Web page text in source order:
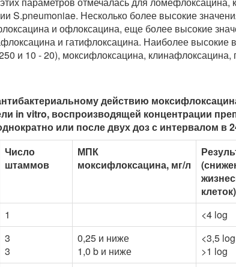
S.pneumoniae. Несколько более высокие
и офлоксацина, еще более высокие
и гатифлоксацина. Наиболее высокие
и 10 - 20), моксифлоксацина,
действию
in vitro, воспроизводящей концентрации
или после двух доз с интервалом в
Число
штаммов
МПК
моксифлоксацина, мг/л
клеток)
1 <4 log
3
3
0,25 и ниже
1,0 b и ниже
<3,5 log
>1 log